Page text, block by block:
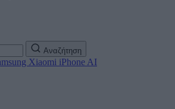
Αναζήτηση
Xiaomi iPhone AI